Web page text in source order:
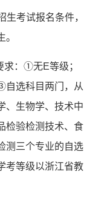
生考试报名条件，
求：①无E等级；
选科目两门，
从
生物学、技术中
检验检测技术、食
测三个专业的自选
考等级以浙江省教